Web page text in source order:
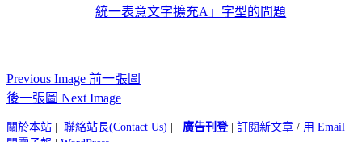
統一表意文字擴充A」字型的問題
Previous Image 前一張圖
後一張圖 Next Image
關於本站 聯絡站長(Contact Us) 廣告刊登| 訂閱新文章 / 用 Email